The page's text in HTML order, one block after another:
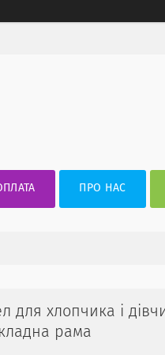
ПРО НАС
для хлопчика і
рама